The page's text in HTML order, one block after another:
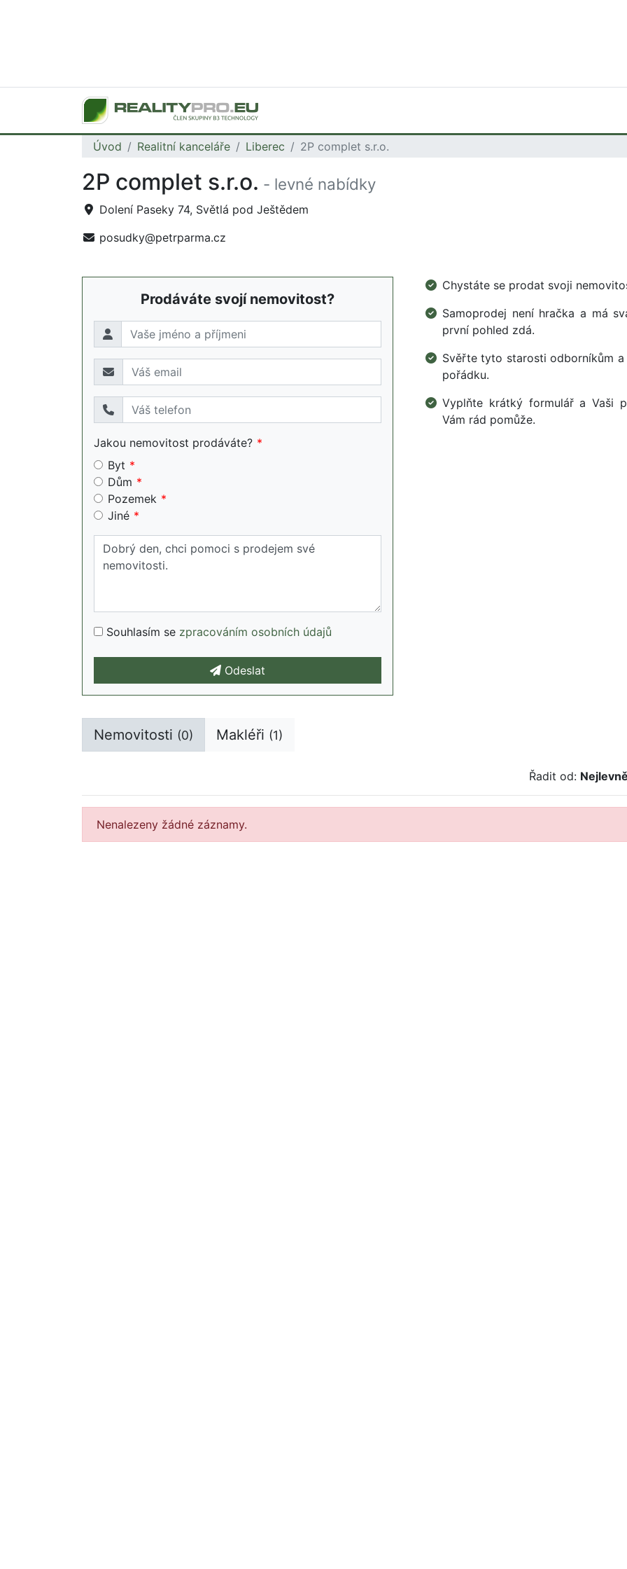
Úvod Realitní kanceláře Liberec 2P complet s.r.o.
2P complet s.r.o. - levné nabídky
Dolení Paseky 74, Světlá pod Ještědem
posudky@petrparma.cz
Prodáváte svojí nemovitost?
Jakou nemovitost prodáváte?
Byt
Dům
Pozemek
Jiné
Souhlasím se zpracováním osobních údajů
Odeslat
Chystáte se prodat svoji
Samoprodej není hračka a má
první pohled zdá.
Svěřte tyto starosti odborníkům
pořádku.
Vyplňte krátký formulář a Vaši
Vám rád pomůže.
Nemovitosti (0) Makléři (1)
Řadit od:
Nenalezeny žádné záznamy.